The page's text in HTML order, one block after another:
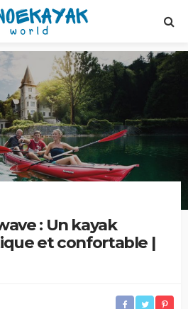
: Un kayak
et confortable |